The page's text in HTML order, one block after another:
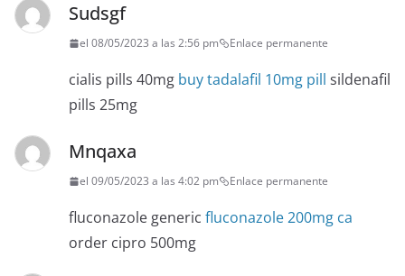
Sudsgf
el 08/05/2023 a las 2:56 pm Enlace permanente
cialis pills 40mg buy tadalafil 10mg pill sildenafil
pills 25mg
Mnqaxa
el 09/05/2023 a las 4:02 pm Enlace permanente
fluconazole generic fluconazole 200mg ca
order cipro 500mg